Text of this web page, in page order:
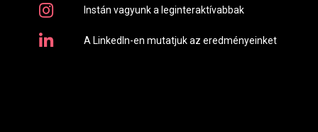
Instán vagyunk a leginteraktívabbak
A LinkedIn-en mutatjuk az eredményeinket